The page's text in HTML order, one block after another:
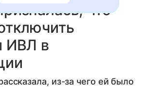
что
ИВЛ в
из-за чего ей было